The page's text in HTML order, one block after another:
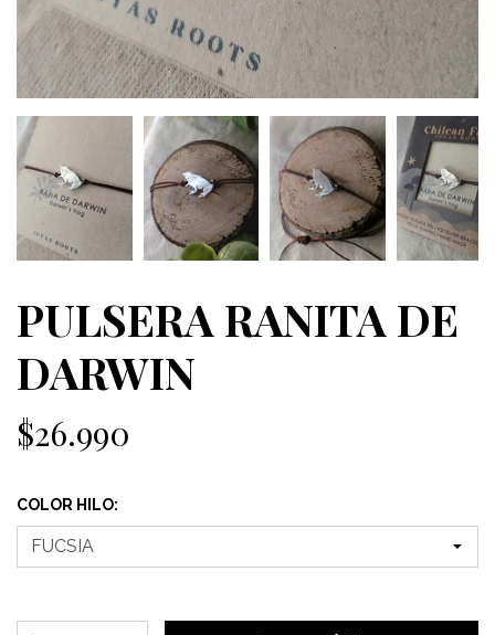
PULSERA RANITA DE
DARWIN
$26.990
COLOR HILO: